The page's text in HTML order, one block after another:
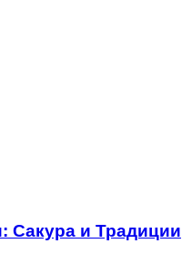
Сакура и Традиции